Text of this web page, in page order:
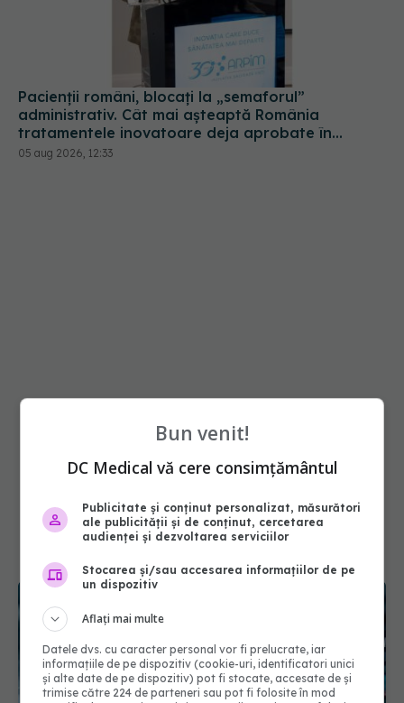
Pacienții români, blocați la „semaforul”
administrativ. Cât mai așteaptă România
tratamentele inovatoare deja aprobate în
Europa
05 aug 2026, 12:33
Bun venit!
DC Medical vă cere consimțământul
Publicitate și conținut personalizat, măsurători
ale publicității și de conținut, cercetarea
audienței și dezvoltarea serviciilor
Stocarea și/sau accesarea informațiilor de pe
un dispozitiv
Aflați mai multe
Datele dvs. cu caracter personal vor fi prelucrate, iar
informațiile de pe dispozitiv (cookie-uri, identificatori unici
și alte date de pe dispozitiv) pot fi stocate, accesate de și
trimise către 224 de parteneri sau pot fi folosite în mod